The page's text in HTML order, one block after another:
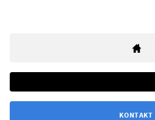
KONTAKT